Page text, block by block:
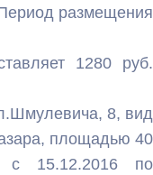
размещения
1280 руб.
8, вид
площадью 40
15.12.2016 по